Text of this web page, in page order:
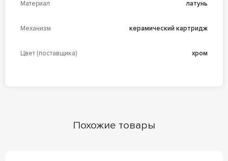
Материал латунь
Механизм керамический картридж
Цвет (поставщика) хром
Похожие товары